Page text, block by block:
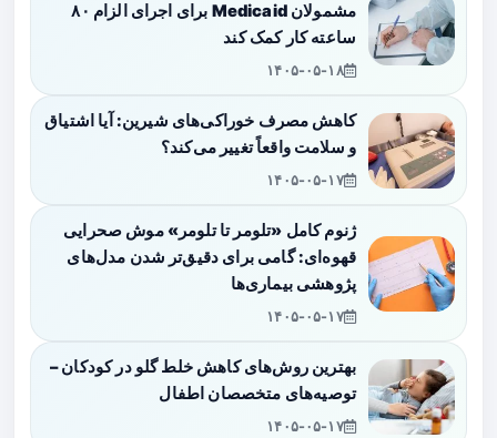
مشمولان Medicaid برای اجرای الزام ۸۰
ساعته کار کمک کند
۱۴۰۵-۰۵-۱۸
کاهش مصرف خوراکی‌های شیرین: آیا اشتیاق
و سلامت واقعاً تغییر می‌کند؟
۱۴۰۵-۰۵-۱۷
ژنوم کامل «تلومر تا تلومر» موش صحرایی
قهوه‌ای: گامی برای دقیق‌تر شدن مدل‌های
پژوهشی بیماری‌ها
۱۴۰۵-۰۵-۱۷
بهترین روش‌های کاهش خلط گلو در کودکان –
توصیه‌های متخصصان اطفال
۱۴۰۵-۰۵-۱۷